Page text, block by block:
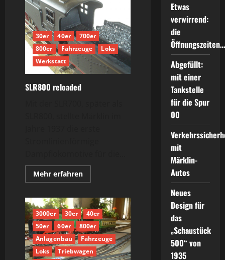
30er 40er
700er
800er
Fahrzeuge
Loks
Werkstatt
SLR800 reloaded
Mehr erfahrenMehr
Informationen
reloaded
3000er 30er
40er
50er
60er
800er
Anlagenbau
Fahrzeuge
Loks
Triebwagen
Etwas
verwirrend:
die
Öffnungszeiten…
Abgefüllt:
mit einer
Tankstelle
für die Spur
00
mit
Märklin-
Autos
Neues
Design für
das
„Schaustück
500“ von
1935